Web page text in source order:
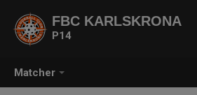
Matcher
FBC KARLSKRONA
P14